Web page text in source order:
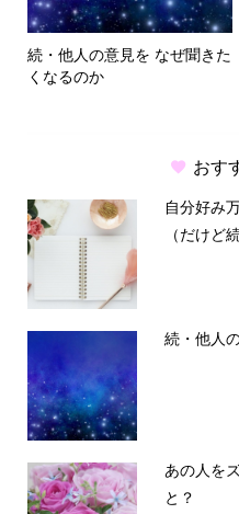
続・他人の意見を なぜ聞きた
くなるのか
おす
自分好み
（だけど
続・他人
あの人を
と？
HOME メルマガ